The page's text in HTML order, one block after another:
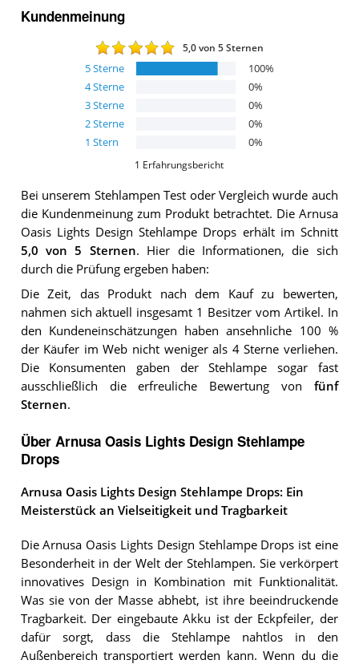
Kundenmeinung
5,0von 5 Sternen
5Sterne 100%
4Sterne 0%
3Sterne 0%
2Sterne 0%
1 Stern 0%
1 Erfahrungsbericht
Bei unserem Stehlampen Test oder Vergleich wurde auch
die Kundenmeinung zum Produkt betrachtet. Die Arnusa
Oasis Lights Design Stehlampe Drops erhält im Schnitt
5,0 von 5 Sternen. Hier die Informationen, die sich
durch die Prüfung ergeben haben:
Die Zeit, das Produkt nach dem Kauf zu bewerten,
nahmen sich aktuell insgesamt 1 Besitzer vom Artikel. In
den Kundeneinschätzungen haben ansehnliche 100 %
der Käufer im Web nicht weniger als 4 Sterne verliehen.
Die Konsumenten gaben der Stehlampe sogar fast
ausschließlich die erfreuliche Bewertung von fünf
Sternen.
Über Arnusa Oasis Lights Design Stehlampe
Drops
Arnusa Oasis Lights Design Stehlampe Drops: Ein
Meisterstück an Vielseitigkeit und Tragbarkeit
Die Arnusa Oasis Lights Design Stehlampe Drops ist eine
Besonderheit in der Welt der Stehlampen. Sie verkörpert
innovatives Design in Kombination mit Funktionalität.
Was sie von der Masse abhebt, ist ihre beeindruckende
Tragbarkeit. Der eingebaute Akku ist der Eckpfeiler, der
dafür sorgt, dass die Stehlampe nahtlos in den
Außenbereich transportiert werden kann. Wenn du die